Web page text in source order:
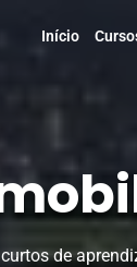
Início
de